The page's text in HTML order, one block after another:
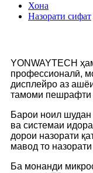
Хона
Назорати сифат
YONWAYTECH
профессионалӣ,
дисплейро аз
тамоми пешрафти
Барои ноил шудан
ва системаи
дорои назорати
мавод то
Ба монанди